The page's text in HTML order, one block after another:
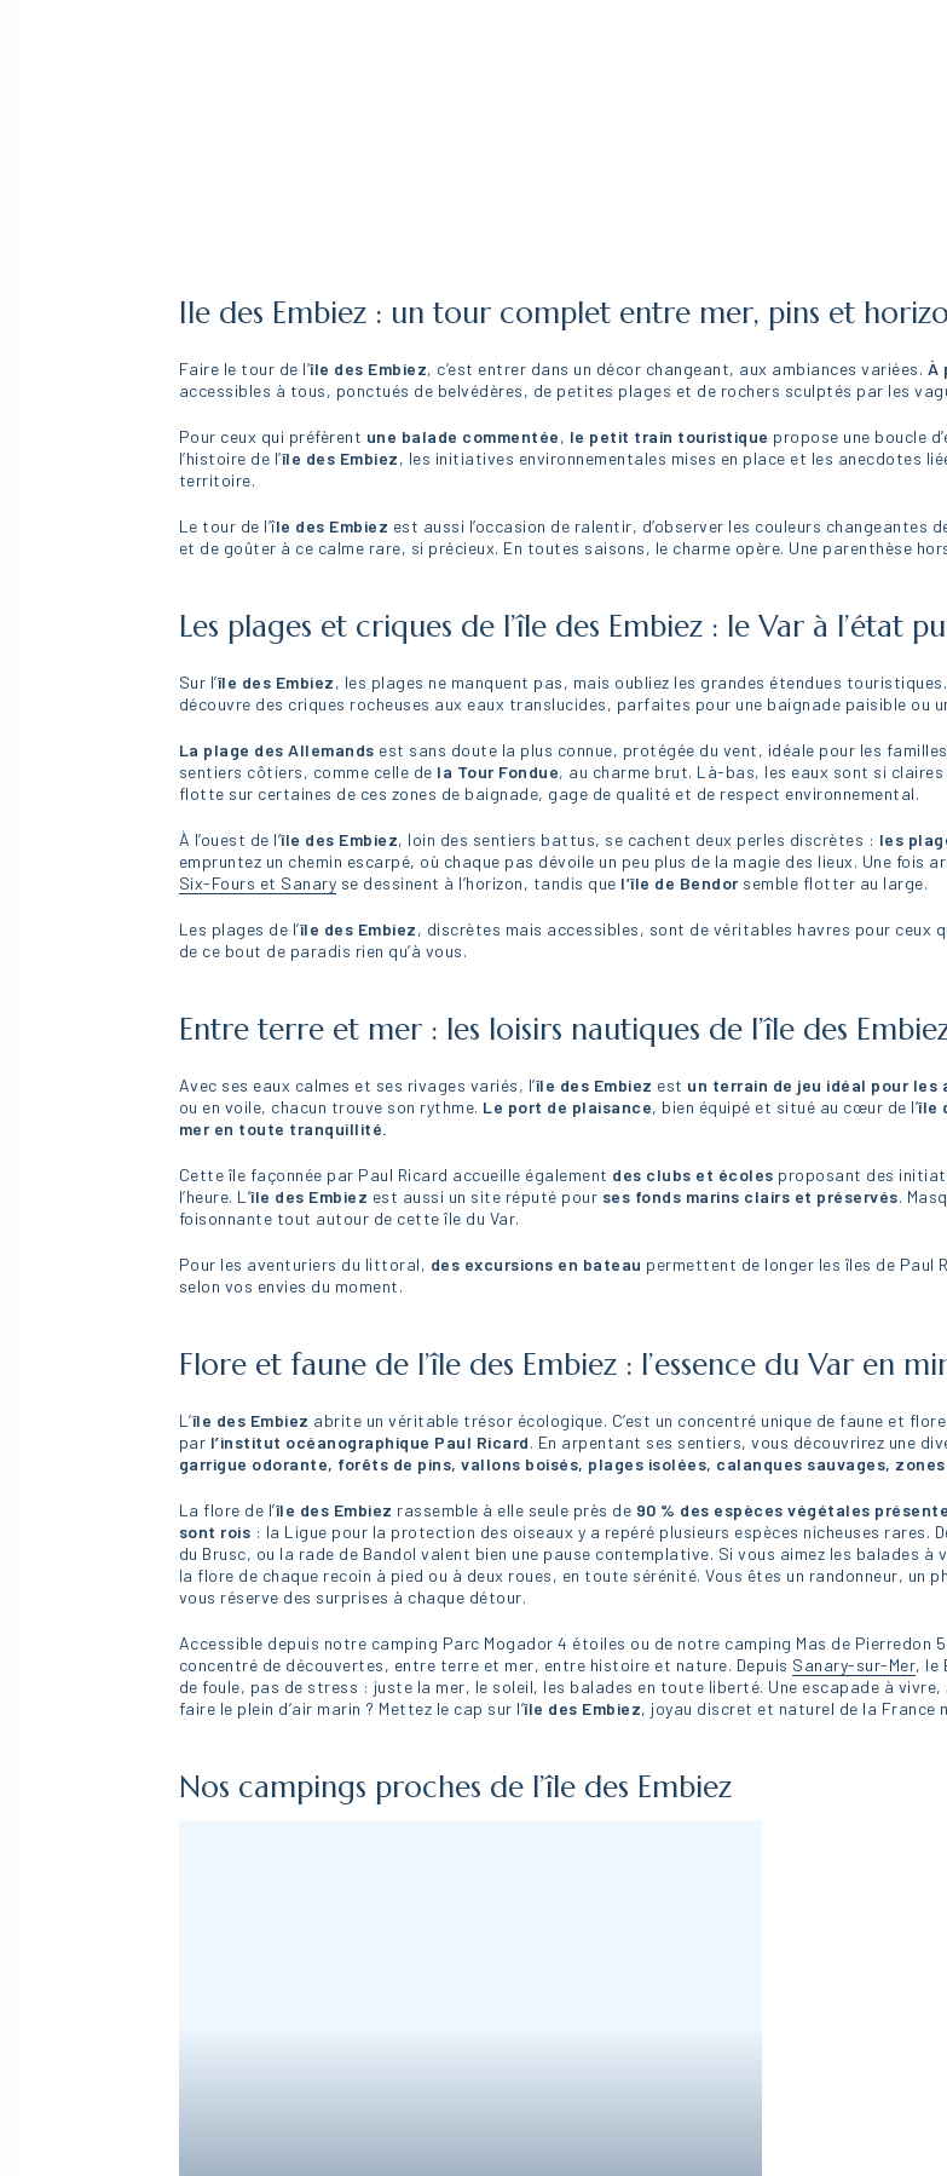
Ile des Embiez : un tour complet entre mer, pins et
Faire le tour de l’île des Embiez, c’est entrer dans un décor changeant, aux ambiances variées. À
accessibles à tous, ponctués de belvédères, de petites plages et de rochers sculptés par les
Pour ceux qui préfèrent une balade commentée, le petit train touristique propose une boucle
l’histoire de l’île des Embiez, les initiatives environnementales mises en place et les anecdotes
territoire.
Le tour de l’île des Embiez est aussi l’occasion de ralentir, d’observer les couleurs changeantes
et de goûter à ce calme rare, si précieux. En toutes saisons, le charme opère. Une parenthèse
Les plages et criques de l’île des Embiez : le Var à l’état
Sur l’île des Embiez, les plages ne manquent pas, mais oubliez les grandes étendues
découvre des criques rocheuses aux eaux translucides, parfaites pour une baignade paisible ou
La plage des Allemands est sans doute la plus connue, protégée du vent, idéale pour les
sentiers côtiers, comme celle de la Tour Fondue, au charme brut. Là-bas, les eaux sont si
flotte sur certaines de ces zones de baignade, gage de qualité et de respect environnemental.
À l’ouest de l’île des Embiez, loin des sentiers battus, se cachent deux perles discrètes : les
empruntez un chemin escarpé, où chaque pas dévoile un peu plus de la magie des lieux. Une
Six-Fours et Sanary se dessinent à l’horizon, tandis que l’île de Bendorsemble flotter au large.
Les plages de l’île des Embiez, discrètes mais accessibles, sont de véritables havres pour ceux
de ce bout de paradis rien qu’à vous.
Entre terre et mer : les loisirs nautiques de l’île des
Avec ses eaux calmes et ses rivages variés, l’île des Embiez est un terrain de jeu idéal pour les
ou en voile, chacun trouve son rythme. Le port de plaisance, bien équipé et situé au cœur de l’île
mer en toute tranquillité.
Cette île façonnée par Paul Ricard accueille également des clubs et écoles proposant des
l’heure. L’île des Embiez est aussi un site réputé pour ses fonds marins clairs et préservés.
foisonnante tout autour de cette île du Var.
Pour les aventuriers du littoral, des excursions en bateau permettent de longer les îles de Paul
selon vos envies du moment.
Flore et faune de l’île des Embiez : l’essence du Var en
L’île des Embiez abrite un véritable trésor écologique. C’est un concentré unique de faune et
par l’institut océanographique Paul Ricard. En arpentant ses sentiers, vous découvrirez une
garrigue odorante, forêts de pins, vallons boisés, plages isolées, calanques sauvages, zones
La flore de l’île des Embiez rassemble à elle seule près de 90 % des espèces végétales
sont rois : la Ligue pour la protection des oiseaux y a repéré plusieurs espèces nicheuses rares.
du Brusc, ou la rade de Bandol valent bien une pause contemplative. Si vous aimez les balades
la flore de chaque recoin à pied ou à deux roues, en toute sérénité. Vous êtes un randonneur, un
vous réserve des surprises à chaque détour.
Accessible depuis notre camping Parc Mogador 4 étoiles ou de notre camping Mas de Pierredon
concentré de découvertes, entre terre et mer, entre histoire et nature. Depuis Sanary-sur-Mer, le
de foule, pas de stress : juste la mer, le soleil, les balades en toute liberté. Une escapade à vivre,
faire le plein d’air marin ? Mettez le cap sur l’île des Embiez, joyau discret et naturel de la France
Nos campings proches de l’île des Embiez